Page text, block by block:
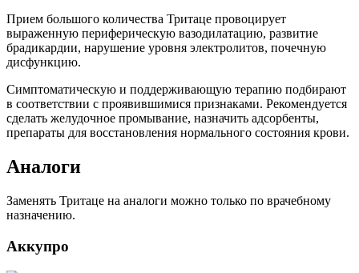
Прием большого количества Тритаце провоцирует
выраженную периферическую вазодилатацию, развитие
брадикардии, нарушение уровня электролитов, почечную
дисфункцию.
Симптоматическую и поддерживающую терапию подбирают
в соответствии с проявившимися признаками. Рекомендуется
сделать желудочное промывание, назначить адсорбенты,
препараты для восстановления нормального состояния крови.
Аналоги
Заменять Тритаце на аналоги можно только по врачебному
назначению.
Аккупро